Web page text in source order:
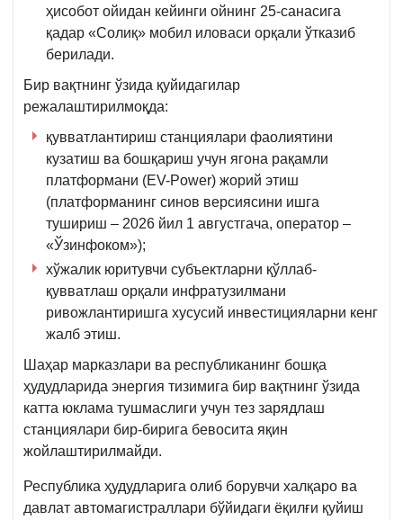
ҳисобот ойидан кейинги ойнинг 25-санасига
қадар «Солиқ» мобил иловаси орқали ўтказиб
берилади.
Бир вақтнинг ўзида қуйидагилар
режалаштирилмоқда:
қувватлантириш станциялари фаолиятини
кузатиш ва бошқариш учун ягона рақамли
платформани (EV-Power) жорий этиш
(платформанинг синов версиясини ишга
тушириш – 2026 йил 1 августгача, оператор –
«Ўзинфоком»);
хўжалик юритувчи субъектларни қўллаб-
қувватлаш орқали инфратузилмани
ривожлантиришга хусусий инвестицияларни кенг
жалб этиш.
Шаҳар марказлари ва республиканинг бошқа
ҳудудларида энергия тизимига бир вақтнинг ўзида
катта юклама тушмаслиги учун тез зарядлаш
станциялари бир-бирига бевосита яқин
жойлаштирилмайди.
Республика ҳудудларига олиб борувчи халқаро ва
давлат автомагистраллари бўйидаги ёқилғи қуйиш